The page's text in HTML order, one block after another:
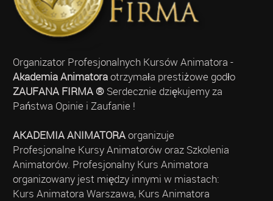
Organizator Profesjonalnych Kursów Animatora -
Akademia Animatoraotrzymała prestiżowe godło
ZAUFANA FIRMA ®Serdecznie dziękujemy za
Państwa Opinie i Zaufanie !
AKADEMIA ANIMATORAorganizuje
Profesjonalne Kursy Animatorów oraz Szkolenia
Animatorów. Profesjonalny Kurs Animatora
organizowany jest między innymi w miastach:
Kurs Animatora Warszawa, Kurs Animatora